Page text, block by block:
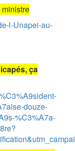
ministre
l-Unapei-au-
ça
douze-
%C3%A7a-